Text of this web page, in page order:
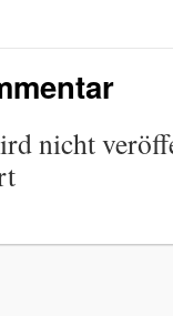
nicht